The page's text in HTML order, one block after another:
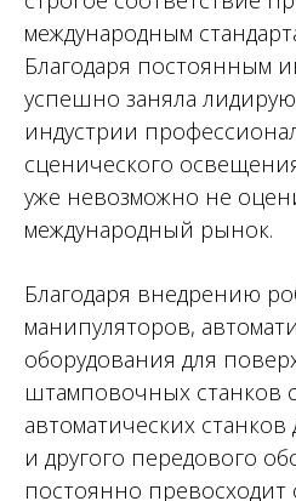
международным
Благодаря постоянным
успешно заняла
индустрии
сценического
уже невозможно не
международный рынок.
Благодаря внедрению
манипуляторов,
оборудования для
штамповочных станков
автоматических
и другого передового
постоянно превосходит